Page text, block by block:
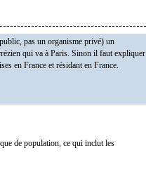
pas un organisme privé) un
qui va à Paris. Sinon il faut expliquer
en France et résidant en France.
de population, ce qui inclut les